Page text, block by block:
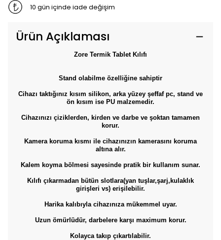
10 gün içinde iade değişim
Ürün Açıklaması
​​​Zore Termik Tablet Kılıfı
Stand olabilme özelliğine sahiptir
Cihazı taktığınız kısım silikon, arka yüzey şeffaf pc, stand ve
ön kısım ise PU malzemedir.
Cihazınızı çiziklerden, kirden ve darbe ve şoktan tamamen
korur.
Kamera koruma kısmı ile cihazınızın kamerasını koruma
altına alır.
Kalem koyma bölmesi sayesinde pratik bir kullanım sunar.
Kılıfı çıkarmadan bütün slotlara(yan tuşlar,şarj,kulaklık
girişleri vs) erişilebilir.
Harika kalıbıyla cihazınıza mükemmel uyar.
Uzun ömürlüdür, darbelere karşı maximum korur.
Kolayca takıp çıkartılabilir.